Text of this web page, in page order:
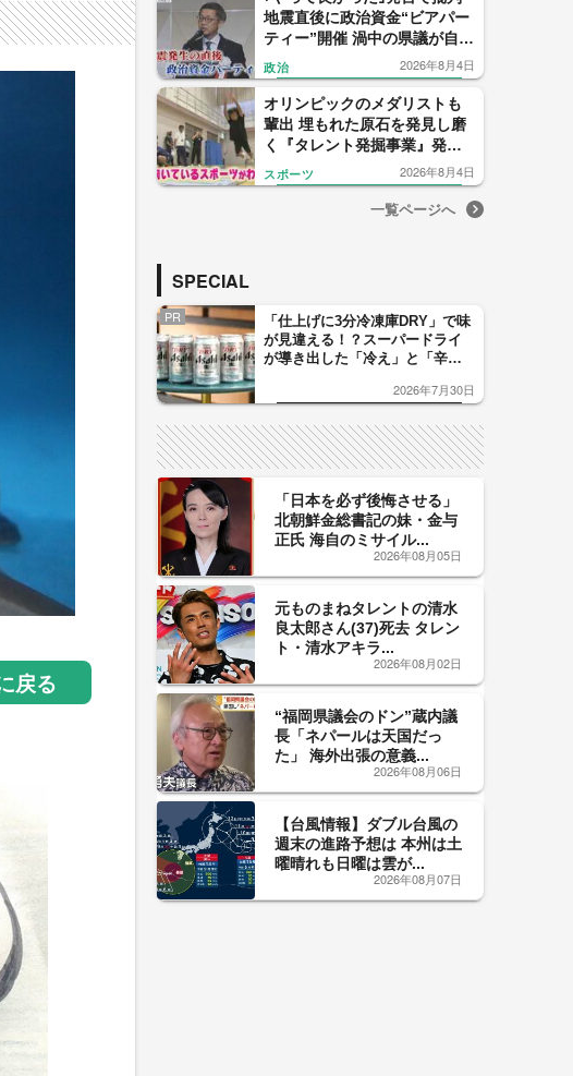
戻る
地震直後に政治資金“ビアパー
ティー”開催 渦中の県議が自民
党県議団トップを辞任表明
【福岡発】
政治 2026年8月4日
オリンピックのメダリストも
輩出 埋もれた原石を発見し磨
く『タレント発掘事業』発足
から22年 1000人に1人の“狭き
門” 【福岡発】
スポーツ 2026年8月4日
一覧ページへ
SPECIAL
PR
「仕上げに3分冷凍庫DRY」で味
が見違える！？スーパードライ
が導き出した「冷え」と「辛
した「辛口カーブ」が飲み頃の
2026年7月30日
「日本を必ず後悔させる」
北朝鮮金総書記の妹・金与
正氏 海自のミサイル...
2026年08月05日
元ものまねタレントの清水
良太郎さん(37)死去 タレン
ト・清水アキラ...
2026年08月02日
“福岡県議会のドン”蔵内議
長「ネパールは天国だっ
た」 海外出張の意義...
2026年08月06日
【台風情報】ダブル台風の
週末の進路予想は 本州は土
曜晴れも日曜は雲が...
2026年08月07日